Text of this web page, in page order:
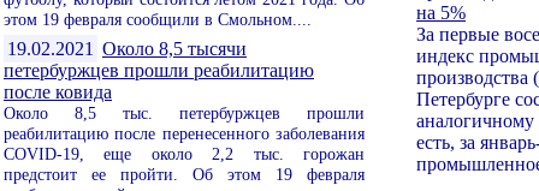
этом 19 февраля сообщили в Смольном....
19.02.2021 Около 8,5 тысячи
петербуржцев прошли реабилитацию
после ковида
Около 8,5 тыс. петербуржцев прошли
реабилитацию после перенесенного заболевания
COVID-19, еще около 2,2 тыс. горожан
предстоит ее пройти. Об этом 19 февраля
на 5%
За первые
индекс
Петербурге
аналогичному
есть, за